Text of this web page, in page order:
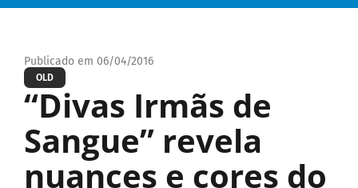
Publicado em 06/04/2016
OLD
“Divas Irmãs de
Sangue” revela
nuances e cores do